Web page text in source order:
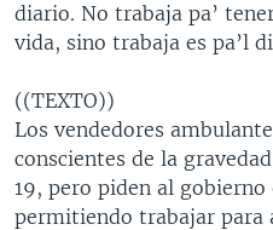
diario. No trabaja pa’
vida, sino trabaja es pa’l
((TEXTO))
Los vendedores
conscientes de la
19, pero piden al
permitiendo trabajar para